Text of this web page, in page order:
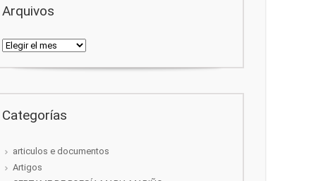
Arquivos
Arquivos
Categorías
articulos e documentos
Artigos